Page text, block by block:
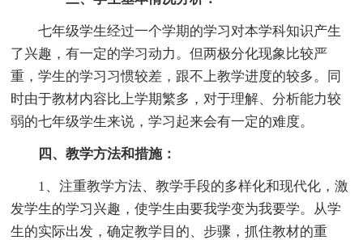
七年级学生经过一个学期的学习对本学科知识产生
了兴趣，有一定的学习动力。但两极分化现象比较严
重，学生的学习习惯较差，跟不上教学进度的较多。同
时由于教材内容比上学期繁多，对于理解、分析能力较
弱的七年级学生来说，学习起来会有一定的难度。
四、教学方法和措施：
1、注重教学方法、教学手段的多样化和现代化，激
发学生的学习兴趣，使学生由要我学变为我要学。从学
生的实际出发，确定教学目的、步骤，抓住教材的重